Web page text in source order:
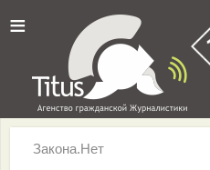
≡
Закона.Нет